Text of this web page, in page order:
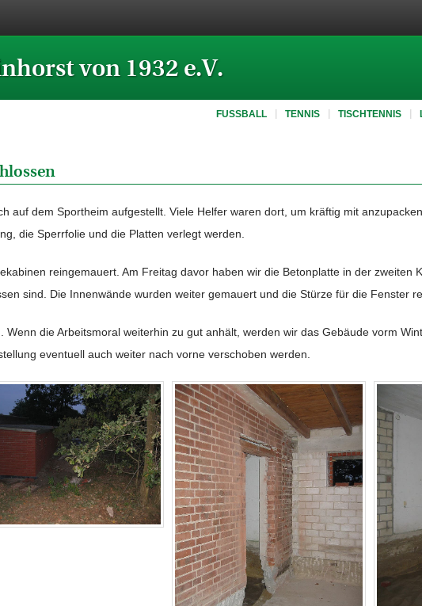
von 1932 e.V.
FUSSBALL TENNIS TISCHTENNIS
auf dem Sportheim aufgestellt. Viele Helfer waren dort, um kräftig mit
die Sperrfolie und die Platten verlegt werden.
reingemauert. Am Freitag davor haben wir die Betonplatte in der zweiten
sind. Die Innenwände wurden weiter gemauert und die Stürze für die Fenster
die Arbeitsmoral weiterhin zu gut anhält, werden wir das Gebäude vorm
eventuell auch weiter nach vorne verschoben werden.